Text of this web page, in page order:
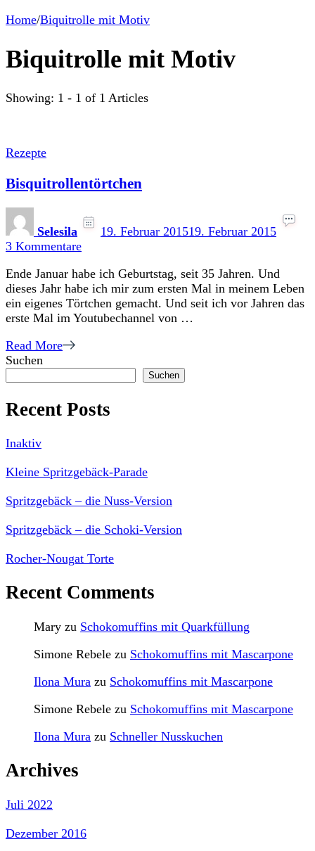
Home/Biquitrolle mit Motiv
Biquitrolle mit Motiv
Showing: 1 - 1 of 1 Articles
Rezepte
Bisquitrollentörtchen
Selesila 19. Februar 201519. Februar 2015
3 Kommentarezu
Ende Januar habe ich Geburtstag, seit 35 Jahren. Und
dieses Jahr habe ich mir zum ersten Mal in meinem Leben
ein eigenes Törtchen gemacht. Und seit ich vor Jahren das
erste Mal im Youtubechannel von …
Read More
Suchen
Suchen
Recent Posts
Inaktiv
Kleine Spritzgebäck-Parade
Spritzgebäck – die Nuss-Version
Spritzgebäck – die Schoki-Version
Rocher-Nougat Torte
Recent Comments
Mary zu Schokomuffins mit Quarkfüllung
Simone Rebele zu Schokomuffins mit Mascarpone
Ilona Mura zu Schokomuffins mit Mascarpone
Simone Rebele zu Schokomuffins mit Mascarpone
Ilona Mura zu Schneller Nusskuchen
Archives
Juli 2022
Dezember 2016